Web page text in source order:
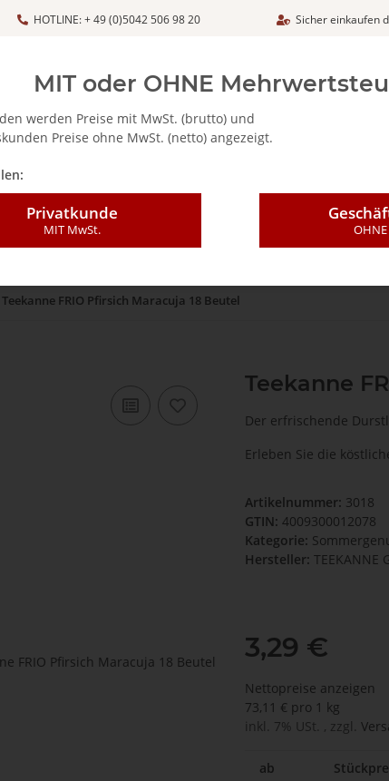
HOTLINE: + 49 (0)5042 506 98 20 Sicher einkaufen
ITALIA - FEINKOSTARTIKEL CAFFÈ MAJESTIC / DICAF
Teekanne FRIO Pfirsich Maracuja 18 Beutel
Teekanne
Der erfrischende
Erleben Sie die
Artikelnummer: 3018
GTIN: 4009300012078
Kategorie:
Hersteller: TEEKANNE
3,29 €
Nettopreise anzeigen
73,11 € pro 1 kg
inkl. 7% USt. , zzgl.
ab
MIT oder OHNE
werden Preise mit MwSt. (brutto) und
Preise ohne MwSt. (netto) angezeigt.
Privatkunde
MIT MwSt.